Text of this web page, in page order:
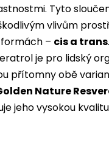
Tyto
vlivům
– cis a trans
je pro lidský
přítomny obě
Nature
jeho vysokou